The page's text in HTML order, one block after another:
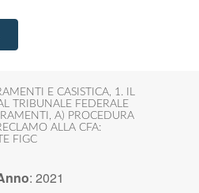
E CASISTICA, 1. IL
TRIBUNALE FEDERALE
, A) PROCEDURA
ALLA CFA:
FIGC
: 2021